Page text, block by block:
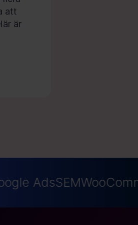
att
är
AdsSEM